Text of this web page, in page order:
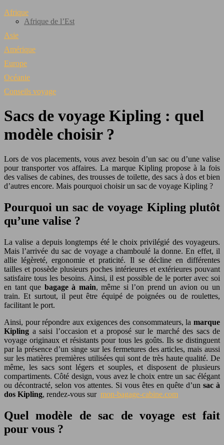
Afrique
Afrique de l’Est
Asie
Amérique
Europe
Océanie
Conseils voyage
Sacs de voyage Kipling : quel
modèle choisir ?
Lors de vos placements, vous avez besoin d’un sac ou d’une valise
pour transporter vos affaires. La marque Kipling propose à la fois
des valises de cabines, des trousses de toilette, des sacs à dos et bien
d’autres encore. Mais pourquoi choisir un sac de voyage Kipling ?
Pourquoi un sac de voyage Kipling plutôt
qu’une valise ?
La valise a depuis longtemps été le choix privilégié des voyageurs.
Mais l’arrivée du sac de voyage a chamboulé la donne. En effet, il
allie légèreté, ergonomie et praticité. Il se décline en différentes
tailles et possède plusieurs poches intérieures et extérieures pouvant
satisfaire tous les besoins. Ainsi, il est possible de le porter avec soi
en tant que bagage à main, même si l’on prend un avion ou un
train. Et surtout, il peut être équipé de poignées ou de roulettes,
facilitant le port.
Ainsi, pour répondre aux exigences des consommateurs, la marque
Kipling a saisi l’occasion et a proposé sur le marché des sacs de
voyage originaux et résistants pour tous les goûts. Ils se distinguent
par la présence d’un singe sur les fermetures des articles, mais aussi
sur les matières premières utilisées qui sont de très haute qualité. De
même, les sacs sont légers et souples, et disposent de plusieurs
compartiments. Côté design, vous avez le choix entre un sac élégant
ou décontracté, selon vos attentes. Si vous êtes en quête d’un sac à
dos Kipling, rendez-vous sur mon-bagage-cabine.com
Quel modèle de sac de voyage est fait
pour vous ?